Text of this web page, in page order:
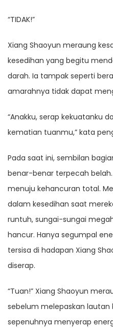
“TIDAK!”
Xiang Shaoyun meraung
kesedihan yang begitu
darah. Ia tampak seperti
amarahnya tidak dapat
“Anakku, serap kekuatanku
kematian tuanmu,” kata
Pada saat ini, sembilan
benar-benar terpecah
menuju kehancuran total.
dalam kesedihan saat
runtuh, sungai-sungai
hancur. Hanya segumpal
tersisa di hadapan Xiang
diserap.
“Tuan!” Xiang Shaoyun
sebelum melepaskan lautan
sepenuhnya menyerap